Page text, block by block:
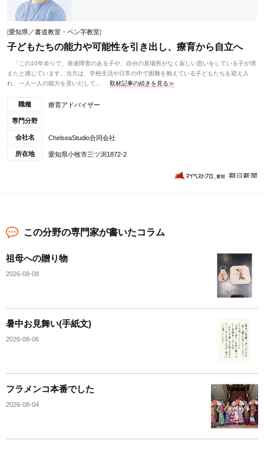
[愛知県／書道教室・ペン字教室]
子どもたちの能力や可能性を引き出し、療育から自立へ
「この10年余りで、発達障害のある子や、自分の居場所がなく寂しい思いをしている子が増
えたと感じています。当方は、学校生活や日常の中で困難を抱えている子どもたちを迎え入
れ、一人一人の能力を見いだして...
取材記事の続きを見る≫
職種 療育アドバイザー
専門分野
会社名 ChelseaStudio合同会社
所在地 愛知県小牧市三ツ渕1872-2
この分野の専門家が書いたコラム
祖母への贈り物
2026-08-08
暑中お見舞い(手紙文)
2026-08-06
フラメンコ本番でした
2026-08-04